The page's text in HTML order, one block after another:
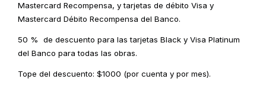
Mastercard Recompensa, y tarjetas de débito Visa y
Mastercard Débito Recompensa del Banco.
50 % de descuento para las tarjetas Black y Visa Platinum
del Banco para todas las obras.
Tope del descuento: $1000 (por cuenta y por mes).